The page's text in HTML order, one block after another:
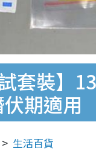
試套裝】
期適用
生活百貨